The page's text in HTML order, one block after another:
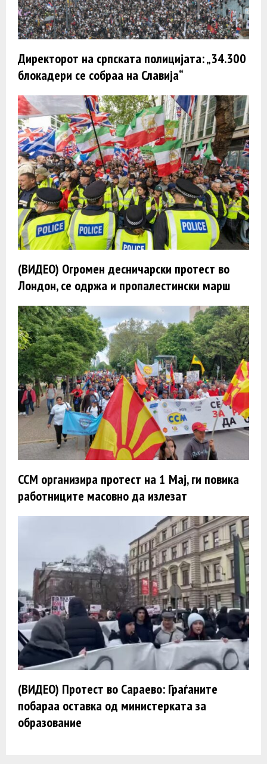
Директорот на српската полицијата: „34.300
блокадери се собраа на Славија“
(ВИДЕО) Огромен десничарски протест во
Лондон, се одржа и пропалестински марш
ССМ организира протест на 1 Мај, ги повика
работниците масовно да излезат
(ВИДЕО) Протест во Сараево: Граѓаните
побараа оставка од министерката за
образование